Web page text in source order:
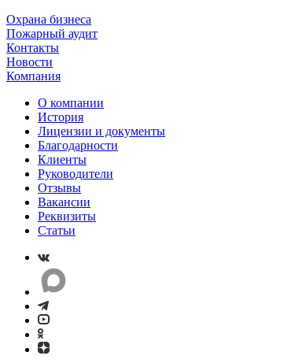
Охрана бизнеса
Пожарный аудит
Контакты
Новости
Компания
О компании
История
Лицензии и документы
Благодарности
Клиенты
Руководители
Отзывы
Вакансии
Реквизиты
Статьи